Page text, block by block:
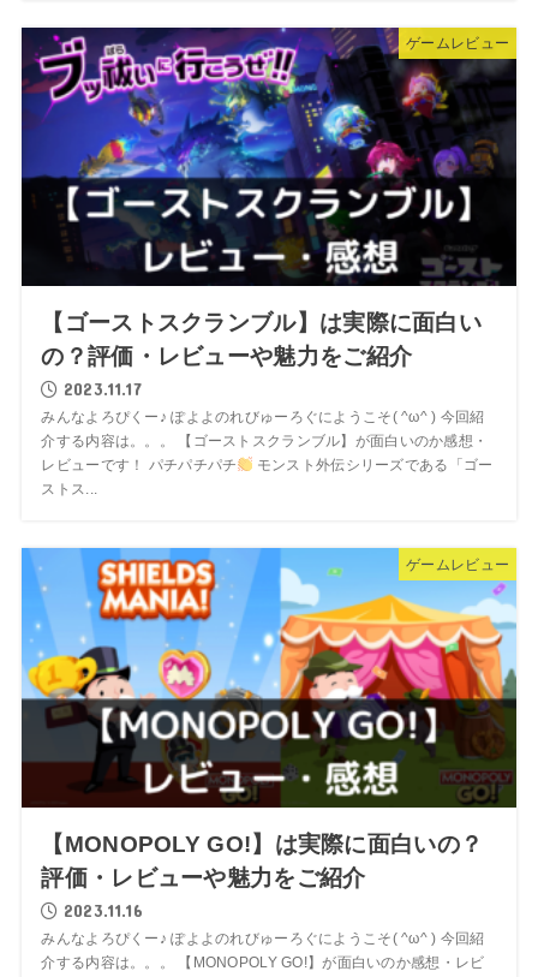
ゲームレビュー
【ゴーストスクランブル】は実際に面白い
の？評価・レビューや魅力をご紹介
2023.11.17
みんなよろぴくー♪ ぽよよのれびゅーろぐにようこそ( ^ω^ ) 今回紹
介する内容は。。。 【ゴーストスクランブル】が面白いのか感想・
レビューです！ パチパチパチ
モンスト外伝シリーズである「ゴー
ストス...
ゲームレビュー
【MONOPOLY GO!】は実際に面白いの？
評価・レビューや魅力をご紹介
2023.11.16
みんなよろぴくー♪ ぽよよのれびゅーろぐにようこそ( ^ω^ ) 今回紹
介する内容は。。。 【MONOPOLY GO!】が面白いのか感想・レビ